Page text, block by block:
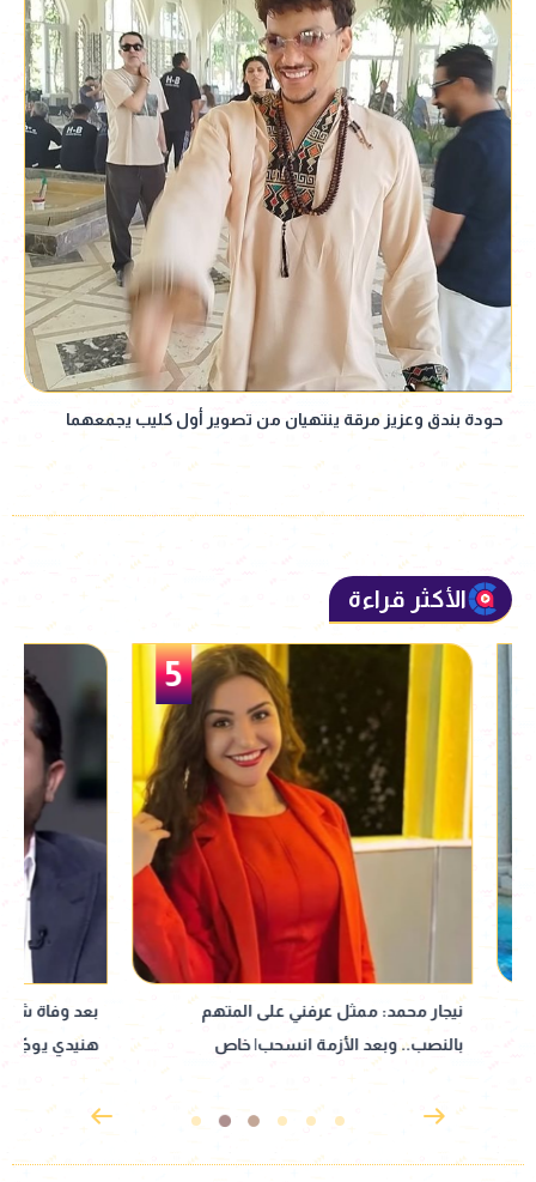
حودة بندق وعزيز مرقة ينتهيان من تصوير أول كليب يجمعهما
الأكثر قراءة
5
نيجار محمد: ممثل عرفني على المتهم
بالنصب.. وبعد الأزمة انسحب| خاص
هنيدي يوجّه شكر